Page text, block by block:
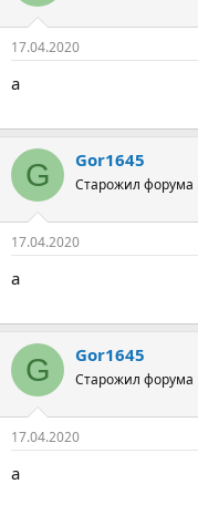
17.04.2020
а
G Gor1645
Старожил форума
17.04.2020
а
G Gor1645
Старожил форума
17.04.2020
а